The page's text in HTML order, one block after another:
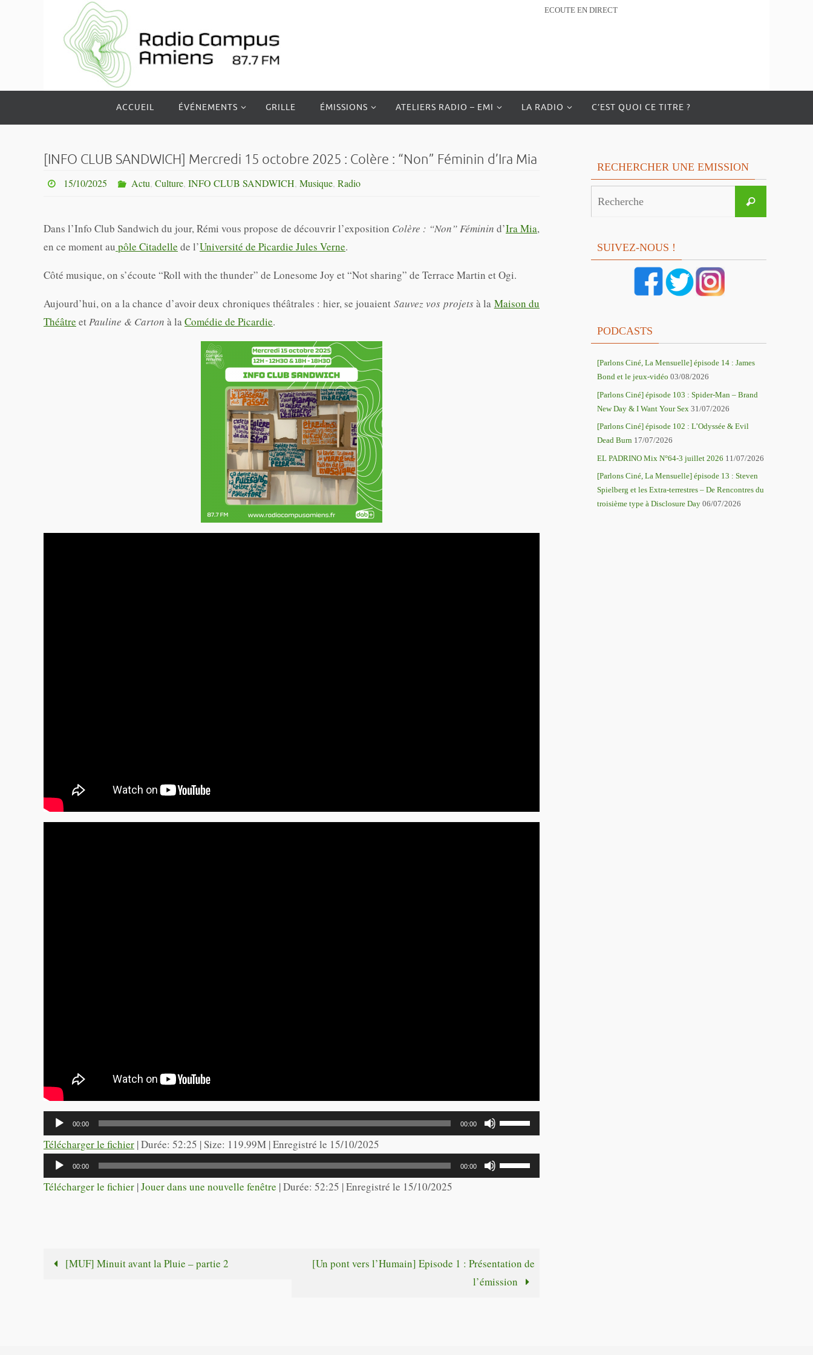
ECOUTE EN DIRECT
le
ACCUEIL ÉVÉNEMENTS GRILLE ÉMISSIONS ATELIERS RADIO – EMI LA RADIO C’EST QUOI CE TITRE ?
[INFO CLUB SANDWICH] Mercredi 15 octobre 2025 : Colère : “Non” Féminin d’Ira Mia
15/10/2025 Actu, Culture, INFO CLUB SANDWICH, Musique, Radio
Dans l’Info Club Sandwich du jour, Rémi vous propose de découvrir l’exposition Colère : “Non” Féminin d’Ira Mia,
en ce moment au pôle Citadelle de l’Université de Picardie Jules Verne.
Côté musique, on s’écoute “Roll with the thunder” de Lonesome Joy et “Not sharing” de Terrace Martin et Ogi.
Aujourd’hui, on a la chance d’avoir deux chroniques théâtrales : hier, se jouaient Sauvez vos projetsà la Maison du
Théâtre etPauline & Carton à laComédie de Picardie.
Lecteur
audio
00:00 00:00
Utilisez
les
flèches
le
volume.
Télécharger le fichier | Durée: 52:25 | Size: 119.99M | Enregistré le 15/10/2025
Lecteur
audio
00:00 00:00
Utilisez
les
ou
diminuer
Télécharger le fichier |Jouer dans une nouvelle fenêtre |Durée: 52:25 |Enregistré le 15/10/2025
[MUF] Minuit avant la Pluie – partie 2
[Un pont vers l’Humain] Episode 1 : Présentation de
l’émission
RECHERCHER UNE EMISSION
Recherche
SUIVEZ-NOUS !
PODCASTS
[Parlons Ciné, La Mensuelle] épisode 14 : James
Bond et le jeux-vidéo 03/08/2026
[Parlons Ciné] épisode 103 : Spider-Man – Brand
New Day & I Want Your Sex 31/07/2026
[Parlons Ciné] épisode 102 : L’Odyssée & Evil
Dead Burn 17/07/2026
EL PADRINO Mix N°64-3 juillet 2026 11/07/2026
[Parlons Ciné, La Mensuelle] épisode 13 : Steven
Spielberg et les Extra-terrestres – De Rencontres du
troisième type à Disclosure Day 06/07/2026